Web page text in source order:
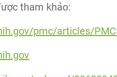
tham khảo:
pmc/articles/